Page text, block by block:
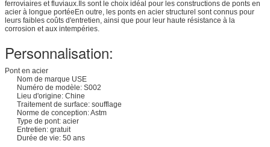
ferroviaires et fluviaux.Ils sont le choix idéal pour les constructions de ponts en
acier à longue portéeEn outre, les ponts en acier structurel sont connus pour
leurs faibles coûts d'entretien, ainsi que pour leur haute résistance à la
corrosion et aux intempéries.
Personnalisation:
Pont en acier
Nom de marque USE
Numéro de modèle: S002
Lieu d'origine: Chine
Traitement de surface: soufflage
Norme de conception: Astm
Type de pont: acier
Entretien: gratuit
Durée de vie: 50 ans